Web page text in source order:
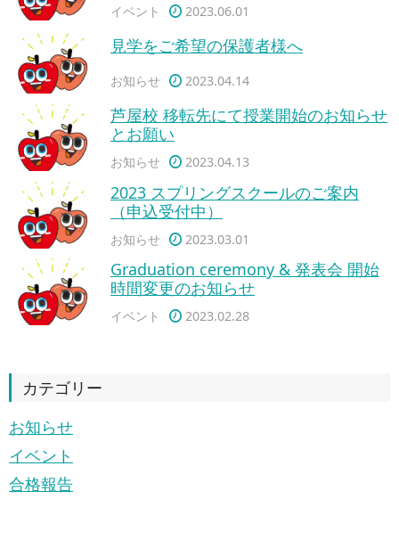
イベント 2023.06.01
見学をご希望の保護者様へ
お知らせ 2023.04.14
芦屋校 移転先にて授業開始のお知らせ
とお願い
お知らせ 2023.04.13
2023 スプリングスクールのご案内
（申込受付中）
お知らせ 2023.03.01
Graduation ceremony & 発表会 開始
時間変更のお知らせ
イベント 2023.02.28
カテゴリー
お知らせ
イベント
合格報告